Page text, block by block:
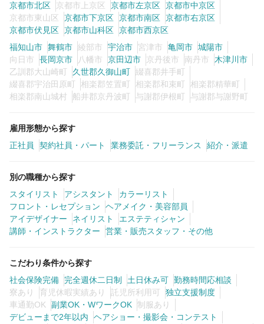
京都市北区
京都市上京区 京都市左京区 京都市中京区
京都市東山区
京都市下京区 京都市南区 京都市右京区
京都市伏見区 京都市山科区 京都市西京区
福知山市 舞鶴市 綾部市 宇治市 宮津市 亀岡市 城陽市
向日市
長岡京市 八幡市 京田辺市 京丹後市 南丹市
木津川市
乙訓郡大山崎町
久世郡久御山町 綴喜郡井手町
綴喜郡宇治田原町
相楽郡笠置町 相楽郡和束町
相楽郡精華町
相楽郡南山城村
船井郡京丹波町 与謝郡伊根町 与謝郡与謝野町
雇用形態から探す
正社員
契約社員・パート 業務委託・フリーランス 紹介・派遣
別の職種から探す
スタイリスト
アシスタント
カラーリスト
フロント・レセプション
ヘアメイク・美容部員
アイデザイナー
ネイリスト
エステティシャン
講師・インストラクター
営業・販売スタッフ・その他
こだわり条件から探す
社会保険完備
完全週休二日制 土日休み可 勤務時間応相談
寮あり
育児休暇実績あり 託児所利用可
独立支援制度
車通勤OK 副業OK・WワークOK 制服あり
デビューまで2年以内
ヘアショー・撮影会・コンテスト